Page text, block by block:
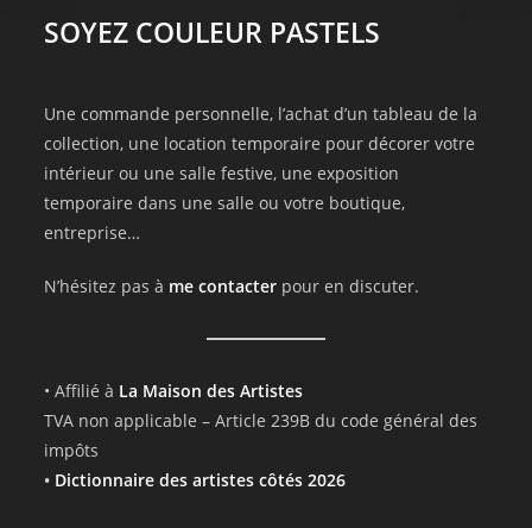
SOYEZ COULEUR PASTELS
Une commande personnelle, l’achat d’un tableau de la
collection, une location temporaire pour décorer votre
intérieur ou une salle festive, une exposition
temporaire dans une salle ou votre boutique,
entreprise…
N’hésitez pas à me contacter pour en discuter.
• Affilié à La Maison des Artistes
TVA non applicable – Article 239B du code général des
impôts
• Dictionnaire des artistes côtés 2026